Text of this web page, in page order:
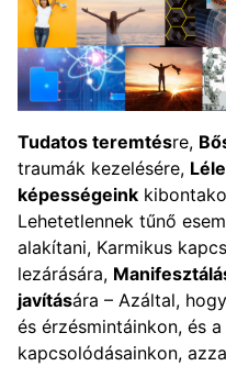
Tudatos teremtésre,
traumák kezelésére,
képességeink
Lehetetlennek tűnő
alakítani, Karmikus
lezárására,
javítására – Azáltal,
és érzésmintáinkon, és
kapcsolódásainkon,